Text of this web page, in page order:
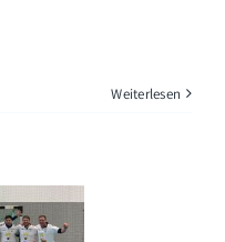
Weiterlesen